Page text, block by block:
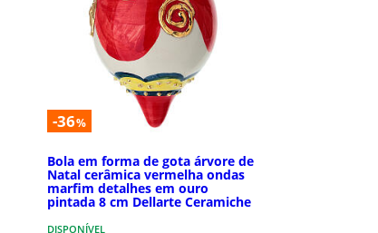
-36%
Bola em forma de gota árvore de
Natal cerâmica vermelha ondas
marfim detalhes em ouro
pintada 8 cm Dellarte Ceramiche
DISPONÍVEL